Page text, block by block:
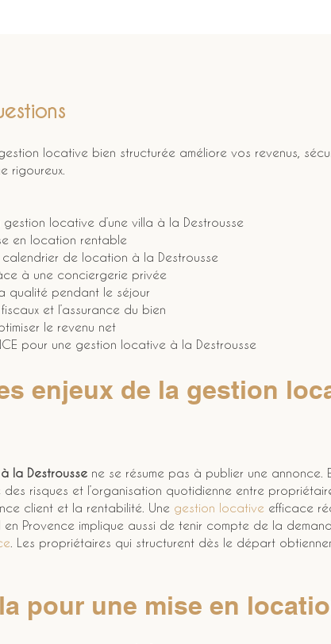
gestion locative bien structurée améliore vos revenus,
rigoureux.
locative d’une villa à la Destrousse
en location rentable
de location à la Destrousse
à une conciergerie privée
qualité pendant le séjour
et l’assurance du bien
le revenu net
pour une gestion locative à la Destrousse
enjeux de la gestion
la Destrousse ne se résume pas à publier une
des risques et l’organisation quotidienne entre
client et la rentabilité. Une gestion locative efficace
en Provence implique aussi de tenir compte de la
. Les propriétaires qui structurent dès le départ
pour une mise en